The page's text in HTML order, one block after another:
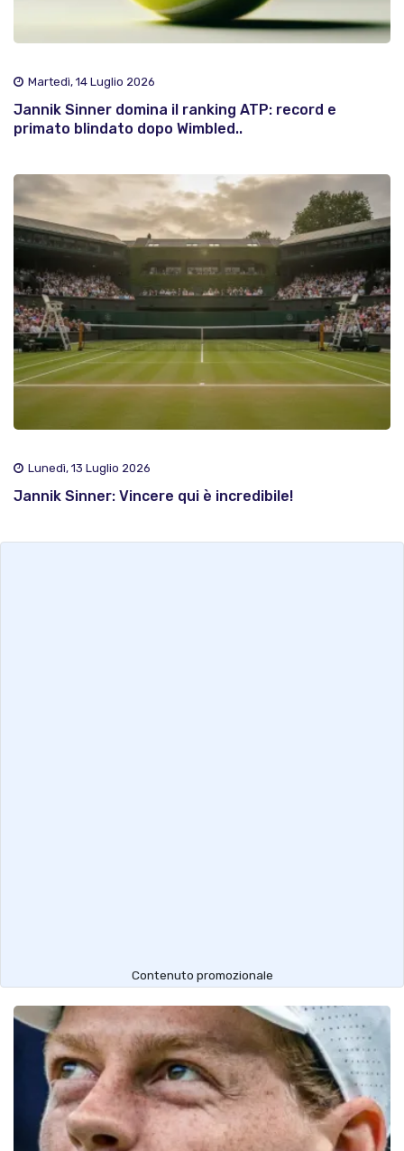
Martedì, 14 Luglio 2026
Jannik Sinner domina il ranking ATP: record e
primato blindato dopo Wimbled..
Lunedì, 13 Luglio 2026
Jannik Sinner: Vincere qui è incredibile!
Contenuto promozionale